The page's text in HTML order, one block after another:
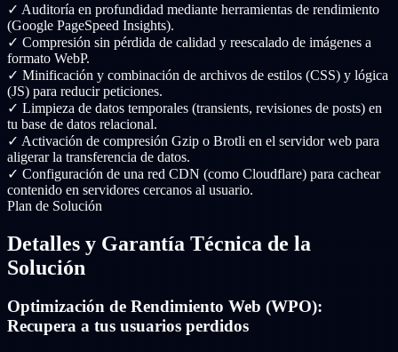
✓ Auditoría en profundidad mediante herramientas de rendimiento
(Google PageSpeed Insights).
✓ Compresión sin pérdida de calidad y reescalado de imágenes a
formato WebP.
✓ Minificación y combinación de archivos de estilos (CSS) y lógica
(JS) para reducir peticiones.
✓ Limpieza de datos temporales (transients, revisiones de posts) en
tu base de datos relacional.
✓ Activación de compresión Gzip o Brotli en el servidor web para
aligerar la transferencia de datos.
✓ Configuración de una red CDN (como Cloudflare) para cachear
contenido en servidores cercanos al usuario.
Plan de Solución
Detalles y Garantía Técnica de la
Solución
Optimización de Rendimiento Web (WPO):
Recupera a tus usuarios perdidos